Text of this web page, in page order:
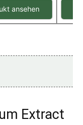
ansehen
Extract